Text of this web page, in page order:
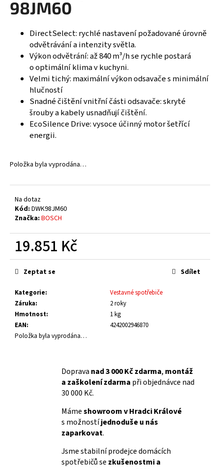
98JM60
DirectSelect: rychlé nastavení požadované úrovně
odvětrávání a intenzity světla.
Výkon odvětrání: až 840 m³/h se rychle postará
o optimální klima v kuchyni.
Velmi tichý: maximální výkon odsavače s minimální
hlučností
Snadné čištění vnitřní části odsavače: skryté
šrouby a kabely usnadňují čištění.
EcoSilence Drive: vysoce účinný motor šetřící
energii.
Položka byla vyprodána…
Na dotaz
Kód: DWK98JM60
Značka: BOSCH
19.851 Kč
Měrná
cena:
Kategorie:
Vestavné spotřebiče
Záruka:
2 roky
Hmotnost:
1 kg
EAN:
4242002946870
Položka byla vyprodána…
Zeptat se Sdílet
M
Doprava nad 3 000 Kč zdarma, montáž
a zaškolení zdarma při objednávce nad
30 000 Kč.
Mámeshowroom v Hradci Králové
s možnostíjednoduše u nás
zaparkovat.
Jsme stabilní prodejce domácích
spotřebičů se zkušenostmi a
a
HLEDAT
o
u
u